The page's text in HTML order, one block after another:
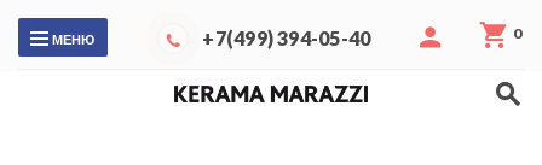
МЕНЮ +7(499) 394-05-40 0